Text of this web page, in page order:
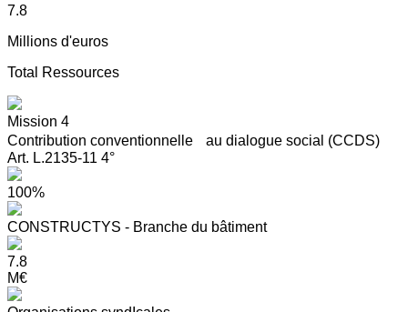
7.8
Millions d'euros
Total Ressources
Mission 4
Contribution conventionnelle au dialogue social (CCDS)
Art. L.2135-11 4°
100%
CONSTRUCTYS - Branche du bâtiment
7.8
M€